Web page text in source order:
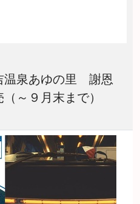
泉あゆの里 謝恩
～９月末まで）